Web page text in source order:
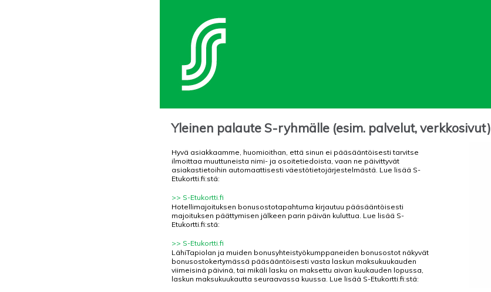
Yleinen palaute S-ryhmälle (esim. palvelut, verkkosivut)
Hyvä asiakkaamme, huomioithan, että sinun ei pääsääntöisesti tarvitse
ilmoittaa muuttuneista nimi- ja osoitetiedoista, vaan ne päivittyvät
asiakastietoihin automaattisesti väestötietojärjestelmästä. Lue lisää S-
Etukortti.fi:stä:
>> S-Etukortti.fi
Hotellimajoituksen bonusostotapahtuma kirjautuu pääsääntöisesti
majoituksen päättymisen jälkeen parin päivän kuluttua. Lue lisää S-
Etukortti.fi:stä:
>> S-Etukortti.fi
LähiTapiolan ja muiden bonusyhteistyökumppaneiden bonusostot näkyvät
bonusostokertymässä pääsääntöisesti vasta laskun maksukuukauden
viimeisinä päivinä, tai mikäli lasku on maksettu aivan kuukauden lopussa,
laskun maksukuukautta seuraavassa kuussa. Lue lisää S-Etukortti.fi:stä: